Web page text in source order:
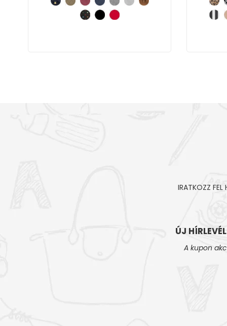
IRATKOZZ FEL
ÚJ
A kupon